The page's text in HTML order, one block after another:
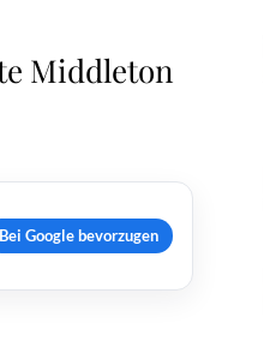
Middleton
Bei Google bevorzugen